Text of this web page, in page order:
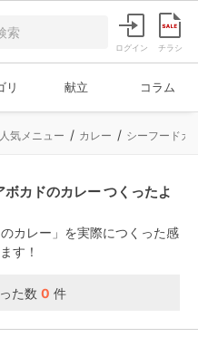
ログイン チラシ
リ 献立 コラム
人気メニュー カレー シーフードカ
カドのカレー つくったよ
カレー」を実際につくった感
す！
た数 0 件